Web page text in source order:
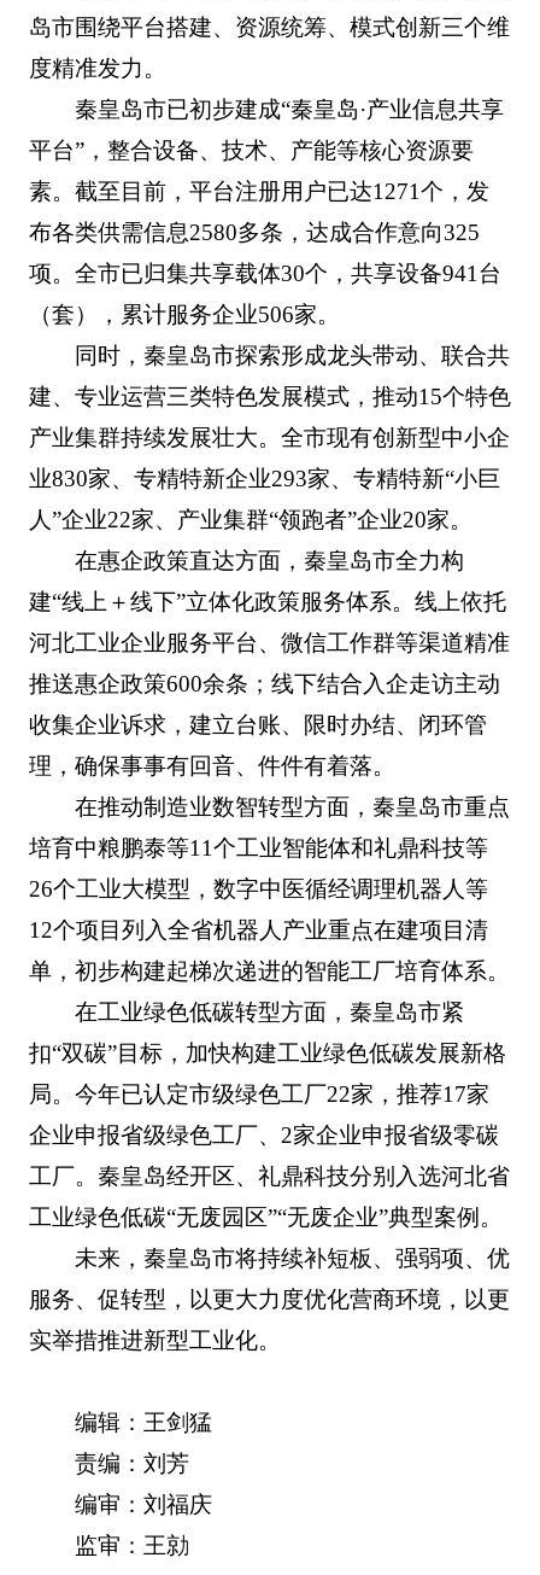
岛市围绕平台搭建、资源统筹、模式创新三个维
度精准发力。
秦皇岛市已初步建成“秦皇岛·产业信息共享
平台”，整合设备、技术、产能等核心资源要
素。截至目前，平台注册用户已达1271个，发
布各类供需信息2580多条，达成合作意向325
项。全市已归集共享载体30个，共享设备941台
（套），累计服务企业506家。
同时，秦皇岛市探索形成龙头带动、联合共
建、专业运营三类特色发展模式，推动15个特色
产业集群持续发展壮大。全市现有创新型中小企
业830家、专精特新企业293家、专精特新“小巨
人”企业22家、产业集群“领跑者”企业20家。
在惠企政策直达方面，秦皇岛市全力构
建“线上＋线下”立体化政策服务体系。线上依托
河北工业企业服务平台、微信工作群等渠道精准
推送惠企政策600余条；线下结合入企走访主动
收集企业诉求，建立台账、限时办结、闭环管
理，确保事事有回音、件件有着落。
在推动制造业数智转型方面，秦皇岛市重点
培育中粮鹏泰等11个工业智能体和礼鼎科技等
26个工业大模型，数字中医循经调理机器人等
12个项目列入全省机器人产业重点在建项目清
单，初步构建起梯次递进的智能工厂培育体系。
在工业绿色低碳转型方面，秦皇岛市紧
扣“双碳”目标，加快构建工业绿色低碳发展新格
局。今年已认定市级绿色工厂22家，推荐17家
企业申报省级绿色工厂、2家企业申报省级零碳
工厂。秦皇岛经开区、礼鼎科技分别入选河北省
工业绿色低碳“无废园区”“无废企业”典型案例。
未来，秦皇岛市将持续补短板、强弱项、优
服务、促转型，以更大力度优化营商环境，以更
实举措推进新型工业化。
编辑：王剑猛
责编：刘芳
编审：刘福庆
监审：王勍